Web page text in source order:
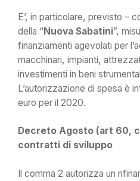
E’, in particolare, previsto –
della “Nuova Sabatini”,
finanziamenti agevolati per
macchinari, impianti,
investimenti in beni
L’autorizzazione di spesa è
euro per il 2020.
Decreto Agosto (art 60,
contratti di sviluppo
Il comma 2 autorizza un